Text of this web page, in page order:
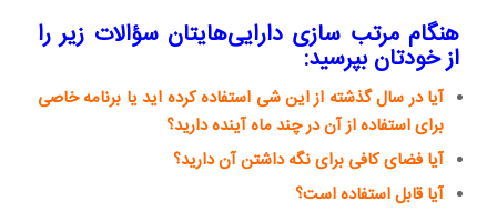
هنگام مرتب سازی دارایی‌هایتان سؤالات زیر را
از خودتان بپرسید:
آیا در سال گذشته از این شی استفاده کرده اید یا برنامه خاصی
برای استفاده از آن در چند ماه آینده دارید؟
آیا فضای کافی برای نگه داشتن آن دارید؟
آیا قابل استفاده است؟